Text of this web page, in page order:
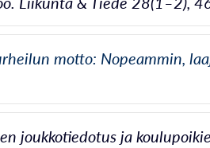
motto: Nopeammin,
joukkotiedotus ja